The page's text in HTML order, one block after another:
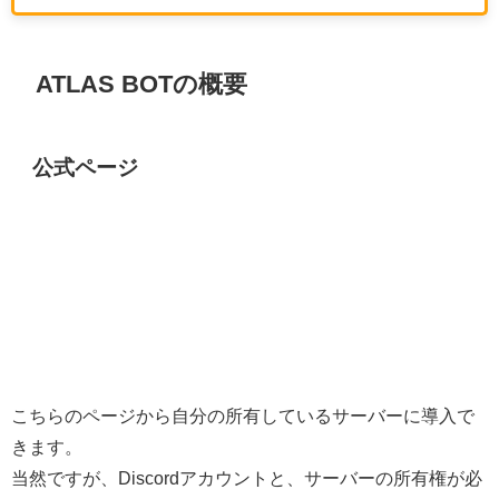
ATLAS BOTの概要
公式ページ
こちらのページから自分の所有しているサーバーに導入で
きます。
当然ですが、Discordアカウントと、サーバーの所有権が必